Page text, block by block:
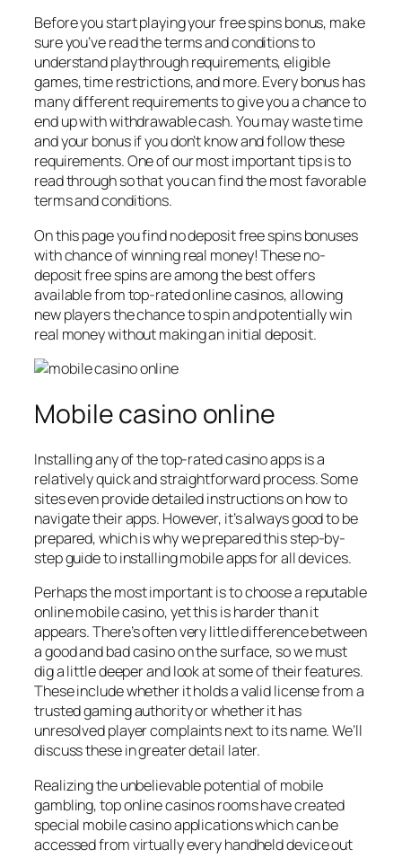
Before you start playing your free spins bonus, make
sure you’ve read the terms and conditions to
understand playthrough requirements, eligible
games, time restrictions, and more. Every bonus has
many different requirements to give you a chance to
end up with withdrawable cash. You may waste time
and your bonus if you don’t know and follow these
requirements. One of our most important tips is to
read through so that you can find the most favorable
terms and conditions.
On this page you find no deposit free spins bonuses
with chance of winning real money! These no-
deposit free spins are among the best offers
available from top-rated online casinos, allowing
new players the chance to spin and potentially win
real money without making an initial deposit.
Mobile casino online
Installing any of the top-rated casino apps is a
relatively quick and straightforward process. Some
sites even provide detailed instructions on how to
navigate their apps. However, it’s always good to be
prepared, which is why we prepared this step-by-
step guide to installing mobile apps for all devices.
Perhaps the most important is to choose a reputable
online mobile casino, yet this is harder than it
appears. There’s often very little difference between
a good and bad casino on the surface, so we must
dig a little deeper and look at some of their features.
These include whether it holds a valid license from a
trusted gaming authority or whether it has
unresolved player complaints next to its name. We’ll
discuss these in greater detail later.
Realizing the unbelievable potential of mobile
gambling, top online casinos rooms have created
special mobile casino applications which can be
accessed from virtually every handheld device out